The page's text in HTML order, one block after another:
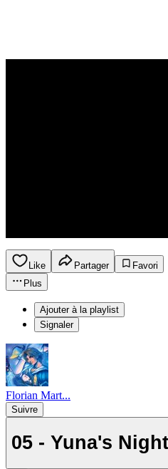
Like Partager
Favori
Plus
Ajouter à la playlist
Signaler
Florian Mart...
Suivre
05 - Yuna's